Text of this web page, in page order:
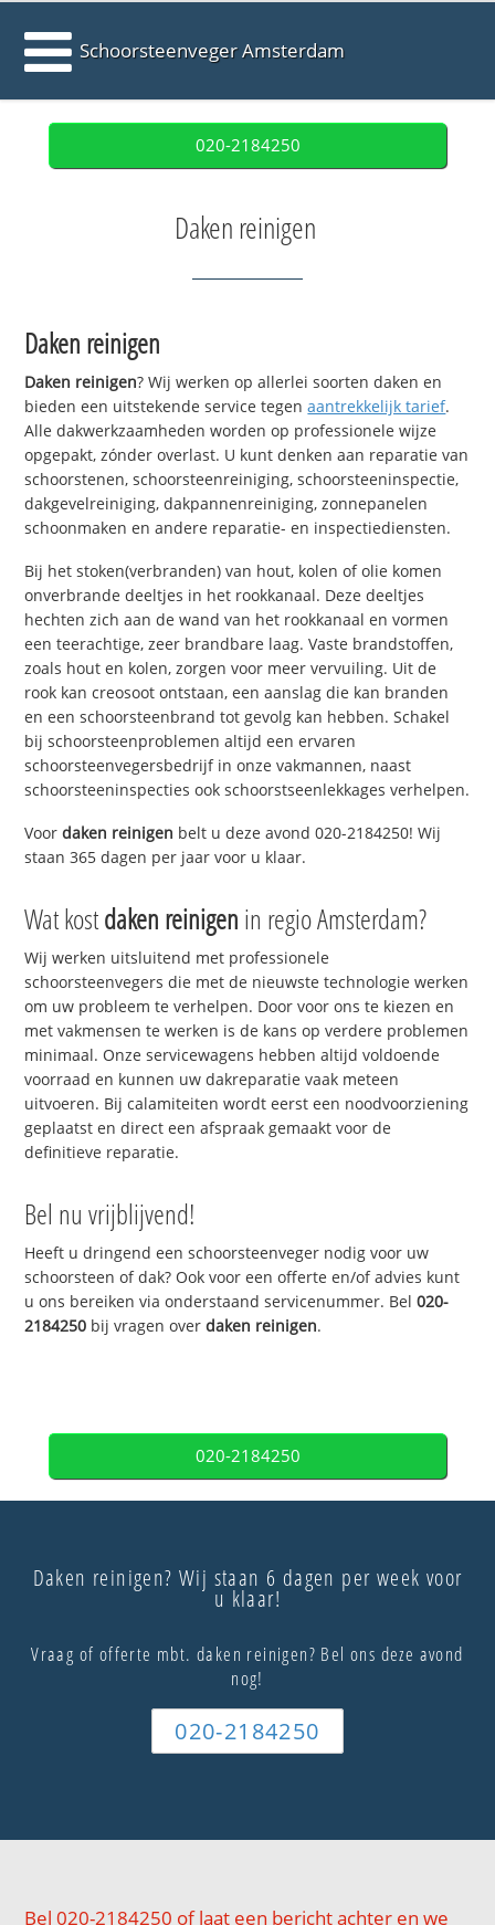
Schoorsteenveger Amsterdam
020-2184250
Daken reinigen
Daken reinigen
Daken reinigen? Wij werken op allerlei soorten daken en
bieden een uitstekende service tegenaantrekkelijk tarief.
Alle dakwerkzaamheden worden op professionele wijze
opgepakt, zónder overlast. U kunt denken aan reparatie van
schoorstenen, schoorsteenreiniging, schoorsteeninspectie,
dakgevelreiniging, dakpannenreiniging, zonnepanelen
schoonmaken en andere reparatie- en inspectiediensten.
Bij het stoken(verbranden) van hout, kolen of olie komen
onverbrande deeltjes in het rookkanaal. Deze deeltjes
hechten zich aan de wand van het rookkanaal en vormen
een teerachtige, zeer brandbare laag. Vaste brandstoffen,
zoals hout en kolen, zorgen voor meer vervuiling. Uit de
rook kan creosoot ontstaan, een aanslag die kan branden
en een schoorsteenbrand tot gevolg kan hebben. Schakel
bij schoorsteenproblemen altijd een ervaren
schoorsteenvegersbedrijf in onze vakmannen, naast
schoorsteeninspecties ook schoorstseenlekkages verhelpen.
Voordaken reinigen belt u deze avond 020-2184250! Wij
staan 365 dagen per jaar voor u klaar.
Wat kostdaken reinigen in regio Amsterdam?
Wij werken uitsluitend met professionele
schoorsteenvegers die met de nieuwste technologie werken
om uw probleem te verhelpen. Door voor ons te kiezen en
met vakmensen te werken is de kans op verdere problemen
minimaal. Onze servicewagens hebben altijd voldoende
voorraad en kunnen uw dakreparatie vaak meteen
uitvoeren. Bij calamiteiten wordt eerst een noodvoorziening
geplaatst en direct een afspraak gemaakt voor de
definitieve reparatie.
Bel nu vrijblijvend!
Heeft u dringend een schoorsteenveger nodig voor uw
schoorsteen of dak? Ook voor een offerte en/of advies kunt
u ons bereiken via onderstaand servicenummer. Bel020-
2184250 bij vragen overdaken reinigen.
020-2184250
Daken reinigen? Wij staan 6 dagen per week voor
u klaar!
Vraag of offerte mbt. daken reinigen? Bel ons deze avond
nog!
020-2184250
Bel 020-2184250 of laat een bericht achter en we